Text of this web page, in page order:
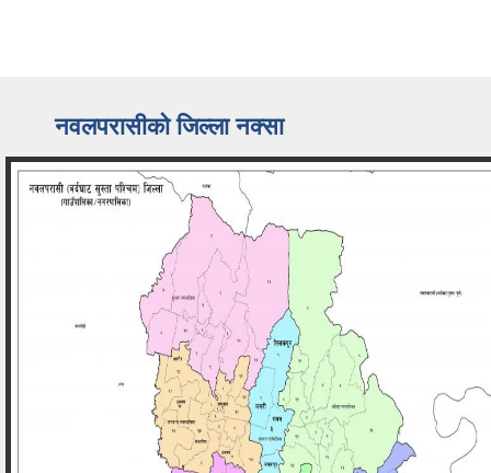
नवलपरासीको जिल्ला नक्सा